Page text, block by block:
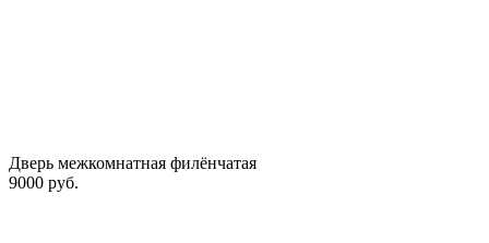
Дверь межкомнатная филёнчатая
9000 руб.